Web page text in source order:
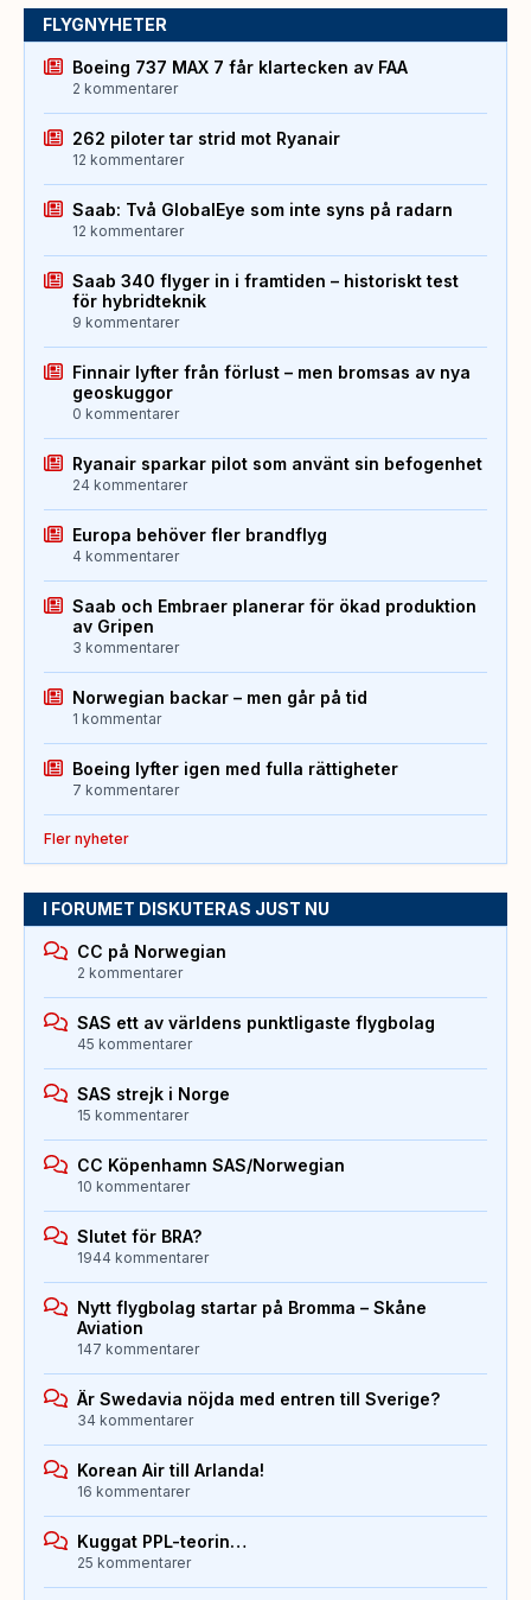
FLYGNYHETER
Boeing 737 MAX 7 får klartecken av FAA
2 kommentarer
262 piloter tar strid mot Ryanair
12 kommentarer
Saab: Två GlobalEye som inte syns på radarn
12 kommentarer
Saab 340 flyger in i framtiden – historiskt test
för hybridteknik
9 kommentarer
Finnair lyfter från förlust – men bromsas av nya
geoskuggor
0 kommentarer
Ryanair sparkar pilot som använt sin befogenhet
24 kommentarer
Europa behöver fler brandflyg
4 kommentarer
Saab och Embraer planerar för ökad produktion
av Gripen
3 kommentarer
Norwegian backar – men går på tid
1 kommentar
Boeing lyfter igen med fulla rättigheter
7 kommentarer
Fler nyheter
I FORUMET DISKUTERAS JUST NU
CC på Norwegian
2 kommentarer
SAS ett av världens punktligaste flygbolag
45 kommentarer
SAS strejk i Norge
15 kommentarer
CC Köpenhamn SAS/Norwegian
10 kommentarer
Slutet för BRA?
1944 kommentarer
Nytt flygbolag startar på Bromma – Skåne
Aviation
147 kommentarer
Är Swedavia nöjda med entren till Sverige?
34 kommentarer
Korean Air till Arlanda!
16 kommentarer
Kuggat PPL-teorin…
25 kommentarer